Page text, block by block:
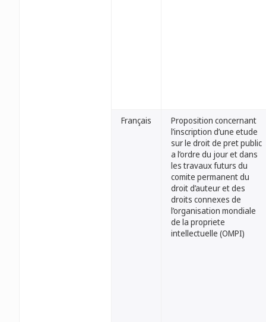
Français
Proposition concernant
l’inscription d’une etude
sur le droit de pret public
a l’ordre du jour et dans
les travaux futurs du
comite permanent du
droit d’auteur et des
droits connexes de
l’organisation mondiale
de la propriete
intellectuelle (OMPI)